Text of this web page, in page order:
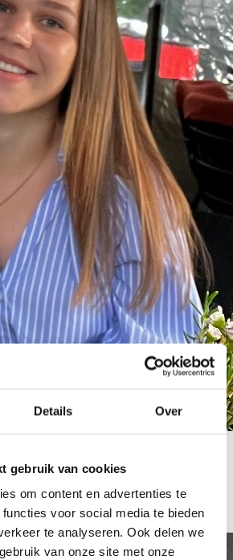
Details Over
gebruik van cookies
om content en advertenties te
voor social media te bieden
te analyseren. Ook delen we
van onze site met onze
Luscombe
Raised so far:
€2.061